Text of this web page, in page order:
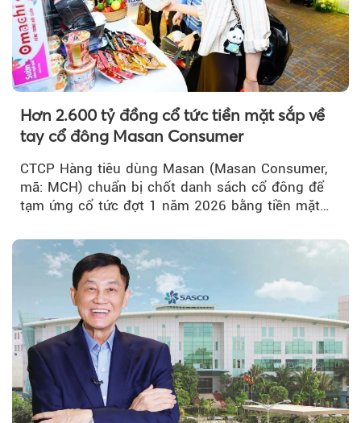
Hơn 2.600 tỷ đồng cổ tức tiền mặt sắp về
tay cổ đông Masan Consumer
CTCP Hàng tiêu dùng Masan (Masan Consumer,
mã: MCH) chuẩn bị chốt danh sách cổ đông để
tạm ứng cổ tức đợt 1 năm 2026 bằng tiền mặt